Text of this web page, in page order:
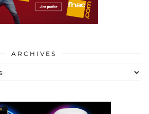
ARCHIVES